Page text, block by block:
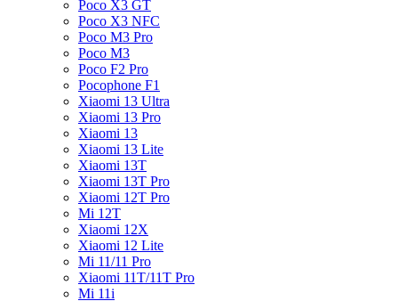
Poco X3 GT
Poco X3 NFC
Poco M3 Pro
Poco M3
Poco F2 Pro
Pocophone F1
Xiaomi 13 Ultra
Xiaomi 13 Pro
Xiaomi 13
Xiaomi 13 Lite
Xiaomi 13T
Xiaomi 13T Pro
Xiaomi 12T Pro
Mi 12T
Xiaomi 12X
Xiaomi 12 Lite
Mi 11/11 Pro
Xiaomi 11T/11T Pro
Mi 11i